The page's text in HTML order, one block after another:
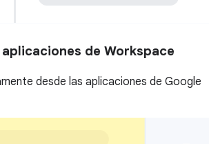
de Workspace
desde las aplicaciones de Google